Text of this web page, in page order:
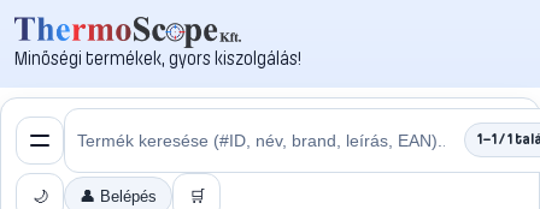
Minőségi termékek, gyors kiszolgálás!
1–1 / 1
🌙 👤 Belépés 🛒